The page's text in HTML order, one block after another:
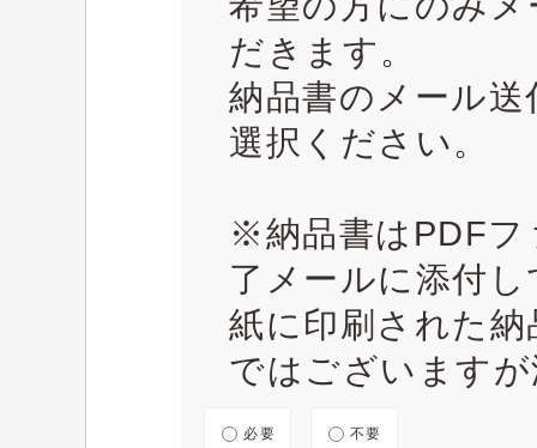
だきます。
納品書のメール
選択ください。
※納品書はPDFフ
了メールに添付
紙に印刷された
ではございます
必要 不要